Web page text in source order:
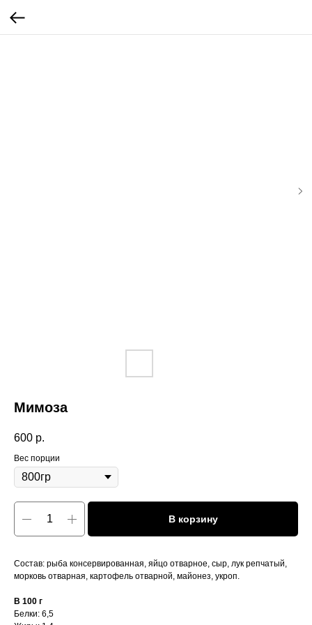
Мимоза
600 р.
Вес порции
В корзину
Состав: рыба консервированная, яйцо отварное, сыр, лук репчатый,
морковь отварная, картофель отварной, майонез, укроп.
В 100 г
Белки: 6,5